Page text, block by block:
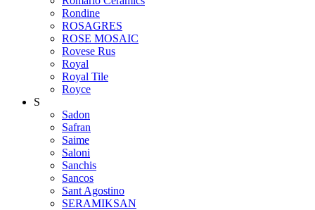
Rondine
ROSAGRES
ROSE MOSAIC
Rovese Rus
Royal
Royal Tile
Royce
S
Sadon
Safran
Saime
Saloni
Sanchis
Sancos
Sant Agostino
SERAMIKSAN